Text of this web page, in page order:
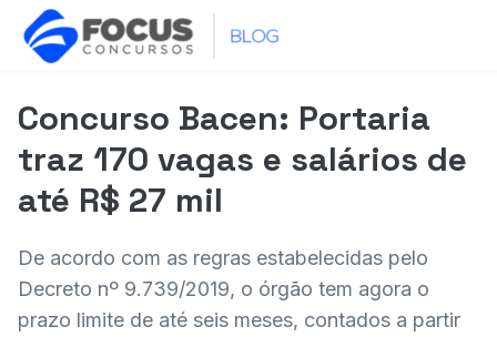
Concurso Bacen: Portaria
traz 170 vagas e salários de
até R$ 27 mil
De acordo com as regras estabelecidas pelo
Decreto nº 9.739/2019, o órgão tem agora o
prazo limite de até seis meses, contados a partir